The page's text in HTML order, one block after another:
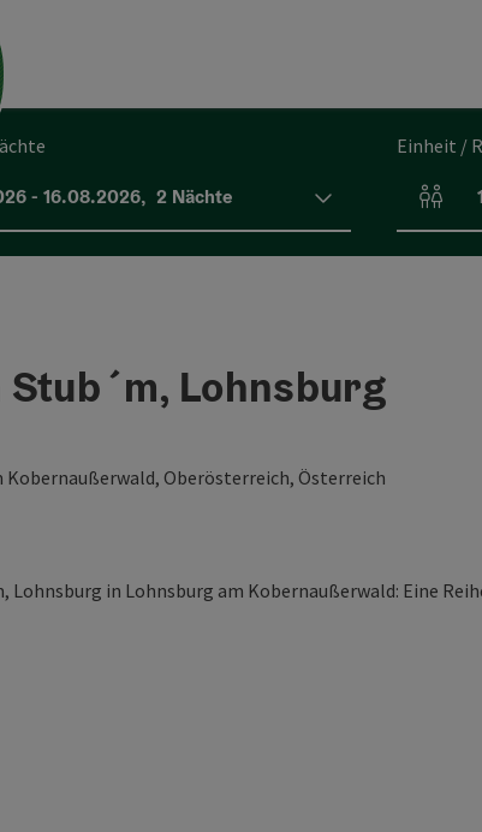
/ Nächte
- 16.08.2026, 2 Nächte 1
Stub´m, Lohnsburg
Kobernaußerwald, Oberösterreich, Österreich